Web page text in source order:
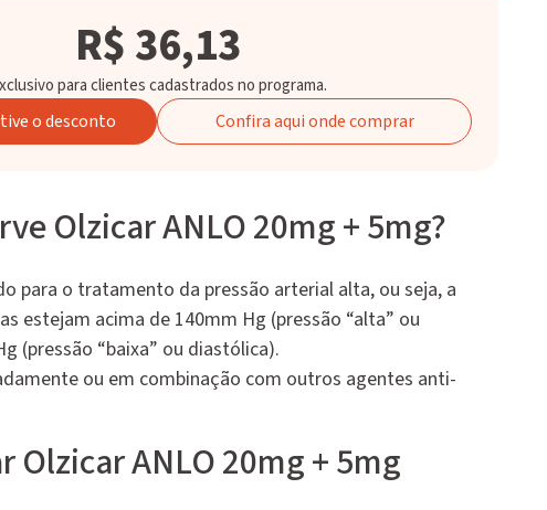
R$ 36,13
para clientes cadastrados no programa.
o desconto Confira aqui onde comprar
Olzicar ANLO 20mg + 5mg?
para o tratamento da pressão arterial alta, ou seja, a
estejam acima de 140mm Hg (pressão “alta” ou
(pressão “baixa” ou diastólica).
ou em combinação com outros agentes anti-
Olzicar ANLO 20mg + 5mg